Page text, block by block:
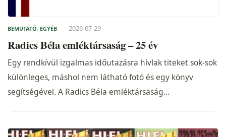
BEMUTATÓ, EGYÉB 2026-07-29
Radics Béla emléktársaság – 25 év
Egy rendkívül izgalmas időutazásra hívlak titeket sok-sok
különleges, máshol nem látható fotó és egy könyv
segítségével. A Radics Béla emléktársaság…